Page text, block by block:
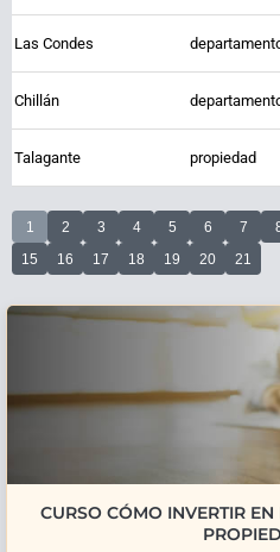
Las Condes
Chillán
Talagante propiedad
1 2 3 4 5 6 7
15
16 17 18 19 20 21
CURSO CÓMO INVERTIR